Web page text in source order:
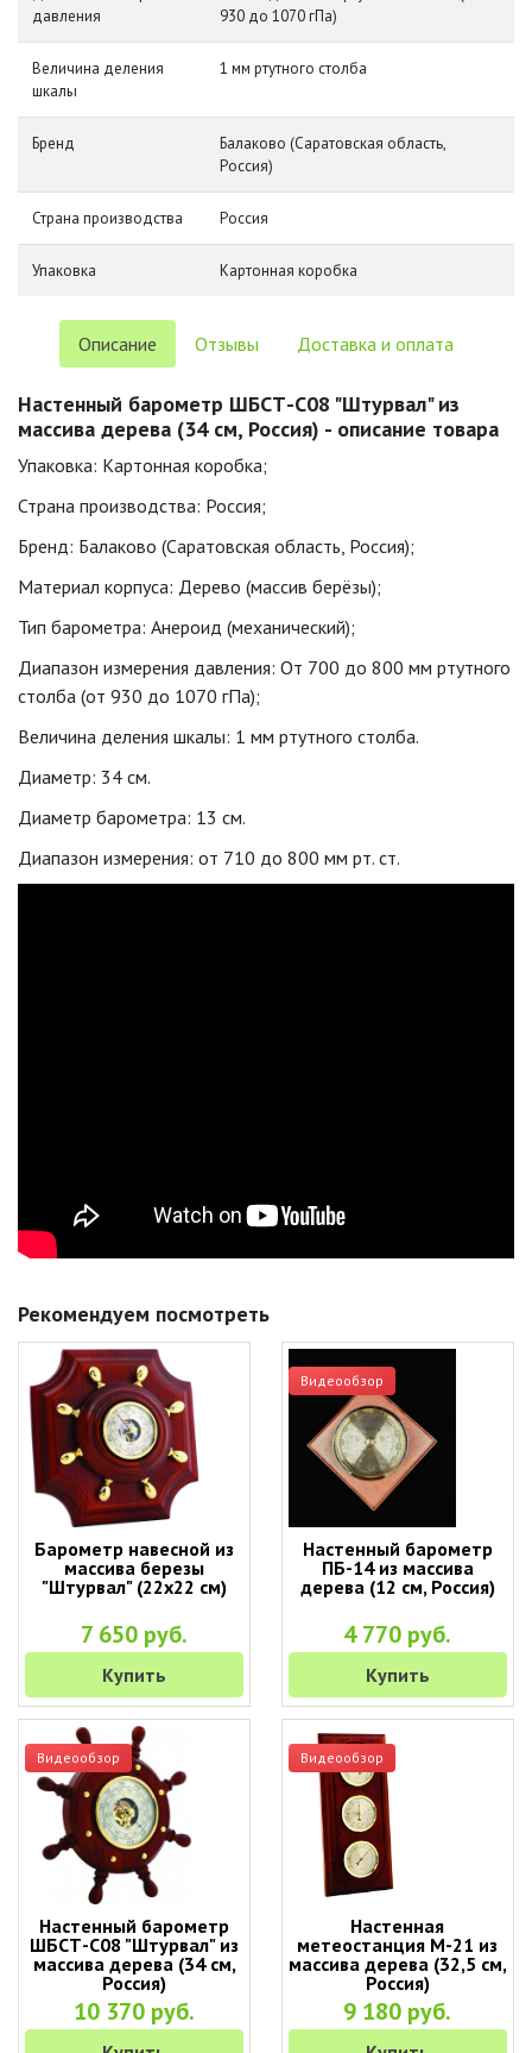
давления
930 до 1070 гПа)
Величина деления
шкалы
1 мм ртутного столба
Бренд
Балаково (Саратовская область,
Россия)
Страна производства Россия
Упаковка Картонная коробка
Описание Отзывы Доставка и оплата
Настенный барометр ШБСТ-С08 "Штурвал" из
массива дерева (34 см, Россия) - описание товара
Упаковка: Картонная коробка;
Страна производства: Россия;
Бренд: Балаково (Саратовская область, Россия);
Материал корпуса: Дерево (массив берёзы);
Тип барометра: Анероид (механический);
Диапазон измерения давления: От 700 до 800 мм ртутного
столба (от 930 до 1070 гПа);
Величина деления шкалы: 1 мм ртутного столба.
Диаметр: 34 cм.
Диаметр барометра: 13 cм.
Диапазон измерения: от 710 до 800 мм рт. ст.
Рекомендуем посмотреть
Барометр навесной из
массива березы
"Штурвал" (22х22 см)
7 650 руб.
Купить
Видеообзор
Настенный барометр
ПБ-14 из массива
дерева (12 см, Россия)
4 770 руб.
Купить
Видеообзор
Настенный барометр
ШБСТ-С08 "Штурвал" из
массива дерева (34 см,
Россия)
10 370 руб.
Видеообзор
Настенная
метеостанция М-21 из
массива дерева (32,5 см,
Россия)
9 180 руб.